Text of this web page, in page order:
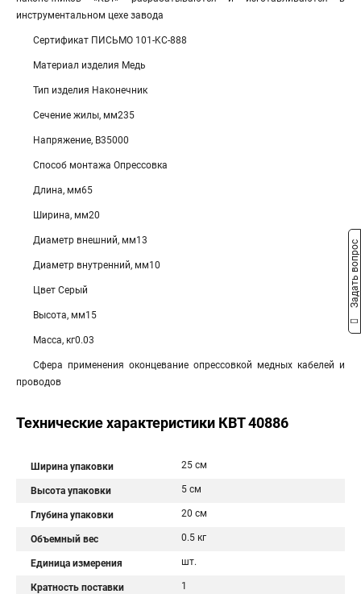
инструментальном цехе завода
Сертификат ПИСЬМО 101-KC-888
Материал изделия Медь
Тип изделия Наконечник
Сечение жилы, мм235
Напряжение, В35000
Способ монтажа Опрессовка
Длина, мм65
Ширина, мм20
Диаметр внешний, мм13
Диаметр внутренний, мм10
Цвет Серый
Высота, мм15
Масса, кг0.03
Сфера применения оконцевание опрессовкой медных кабелей и
проводов
Технические характеристики КВТ 40886
Ширина упаковки 25 см
Высота упаковки 5 см
Глубина упаковки 20 см
Объемный вес 0.5 кг
Единица измерения шт.
Кратность поставки 1
Задать вопрос